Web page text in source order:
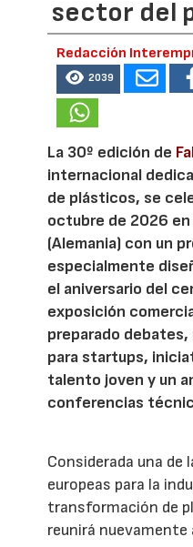
sector del
Redacción
2039
La 30º edición de
internacional
de plásticos, se
octubre de 2026
(Alemania) con un
especialmente
el aniversario del
exposición
preparado
para startups,
talento joven y un
conferencias
Considerada una de
europeas para la
transformación de
reunirá